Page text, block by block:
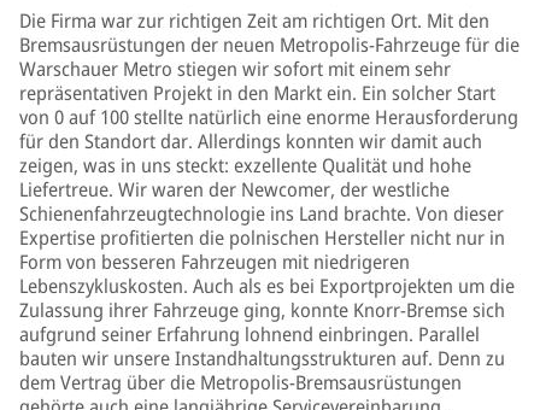
Die Firma war zur richtigen Zeit am richtigen Ort. Mit den
Bremsausrüstungen der neuen Metropolis-Fahrzeuge für die
Warschauer Metro stiegen wir sofort mit einem sehr
repräsentativen Projekt in den Markt ein. Ein solcher Start
von 0 auf 100 stellte natürlich eine enorme Herausforderung
für den Standort dar. Allerdings konnten wir damit auch
zeigen, was in uns steckt: exzellente Qualität und hohe
Liefertreue. Wir waren der Newcomer, der westliche
Schienenfahrzeugtechnologie ins Land brachte. Von dieser
Expertise profitierten die polnischen Hersteller nicht nur in
Form von besseren Fahrzeugen mit niedrigeren
Lebenszykluskosten. Auch als es bei Exportprojekten um die
Zulassung ihrer Fahrzeuge ging, konnte Knorr-Bremse sich
aufgrund seiner Erfahrung lohnend einbringen. Parallel
bauten wir unsere Instandhaltungsstrukturen auf. Denn zu
dem Vertrag über die Metropolis-Bremsausrüstungen